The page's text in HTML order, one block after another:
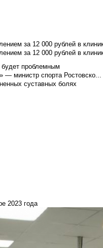
за 12 000 рублей в
за 12 000 рублей в
проблемным
— министр спорта Ростовско...
суставных болях
2023 года